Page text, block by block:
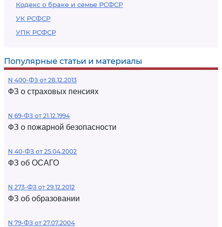
Кодекс о браке и семье РСФСР
УК РСФСР
УПК РСФСР
Популярные статьи и материалы
N 400-ФЗ от 28.12.2013
ФЗ о страховых пенсиях
N 69-ФЗ от 21.12.1994
ФЗ о пожарной безопасности
N 40-ФЗ от 25.04.2002
ФЗ об ОСАГО
N 273-ФЗ от 29.12.2012
ФЗ об образовании
N 79-ФЗ от 27.07.2004